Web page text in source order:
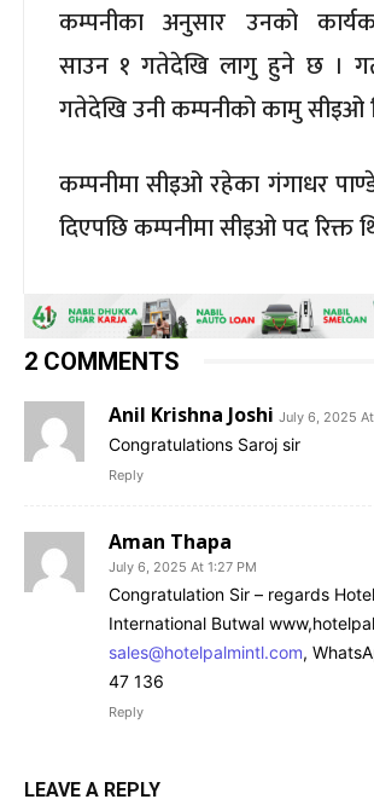
कम्पनीका अनुसार उनको
साउन १ गतेदेखि लागु हुने छ ।
गतेदेखि उनी कम्पनीको कामु सीइओ
कम्पनीमा सीइओ रहेका गंगाधर
दिएपछि कम्पनीमा सीइओ पद रिक्त
2 COMMENTS
Anil Krishna Joshi July 6, 2025 At
Congratulations Saroj sir
Reply
Aman Thapa
July 6, 2025 At 1:27 PM
Congratulation Sir – regards
International Butwal
sales@hotelpalmintl.com,
47 136
Reply
LEAVE A REPLY